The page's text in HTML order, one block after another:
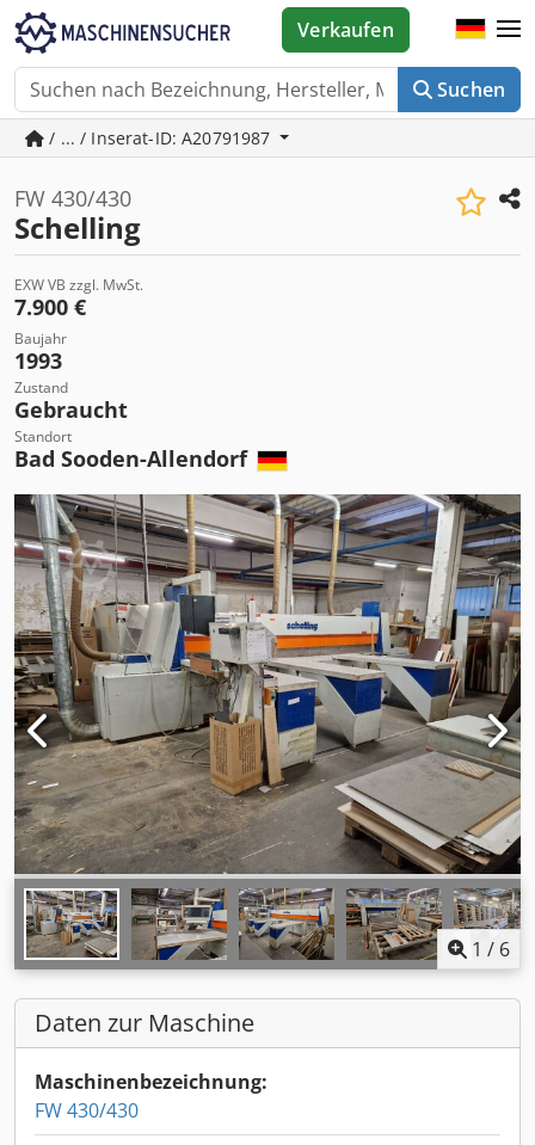
Suchen
Verkaufen
/ ... / Inserat-ID: A20791987
FW 430/430
Schelling
EXW VB zzgl. MwSt.
7.900 €
Baujahr
1993
Zustand
Gebraucht
Standort
Bad Sooden-Allendorf
1 / 6
Daten zur Maschine
Maschinenbezeichnung:
FW 430/430